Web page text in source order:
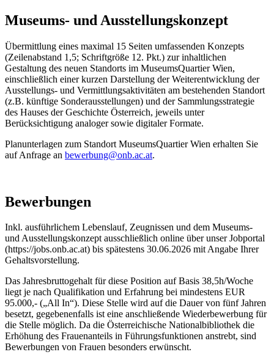
Museums- und Ausstellungskonzept
Übermittlung eines maximal 15 Seiten umfassenden Konzepts
(Zeilenabstand 1,5; Schriftgröße 12. Pkt.) zur inhaltlichen
Gestaltung des neuen Standorts im MuseumsQuartier Wien,
einschließlich einer kurzen Darstellung der Weiterentwicklung der
Ausstellungs- und Vermittlungsaktivitäten am bestehenden Standort
(z.B. künftige Sonderausstellungen) und der Sammlungsstrategie
des Hauses der Geschichte Österreich, jeweils unter
Berücksichtigung analoger sowie digitaler Formate.
Planunterlagen zum Standort MuseumsQuartier Wien erhalten Sie
auf Anfrage an bewerbung@onb.ac.at.
Bewerbungen
Inkl. ausführlichem Lebenslauf, Zeugnissen und dem Museums-
und Ausstellungskonzept ausschließlich online über unser Jobportal
(https://jobs.onb.ac.at) bis spätestens 30.06.2026 mit Angabe Ihrer
Gehaltsvorstellung.
Das Jahresbruttogehalt für diese Position auf Basis 38,5h/Woche
liegt je nach Qualifikation und Erfahrung bei mindestens EUR
95.000,- („All In“). Diese Stelle wird auf die Dauer von fünf Jahren
besetzt, gegebenenfalls ist eine anschließende Wiederbewerbung für
die Stelle möglich. Da die Österreichische Nationalbibliothek die
Erhöhung des Frauenanteils in Führungsfunktionen anstrebt, sind
Bewerbungen von Frauen besonders erwünscht.